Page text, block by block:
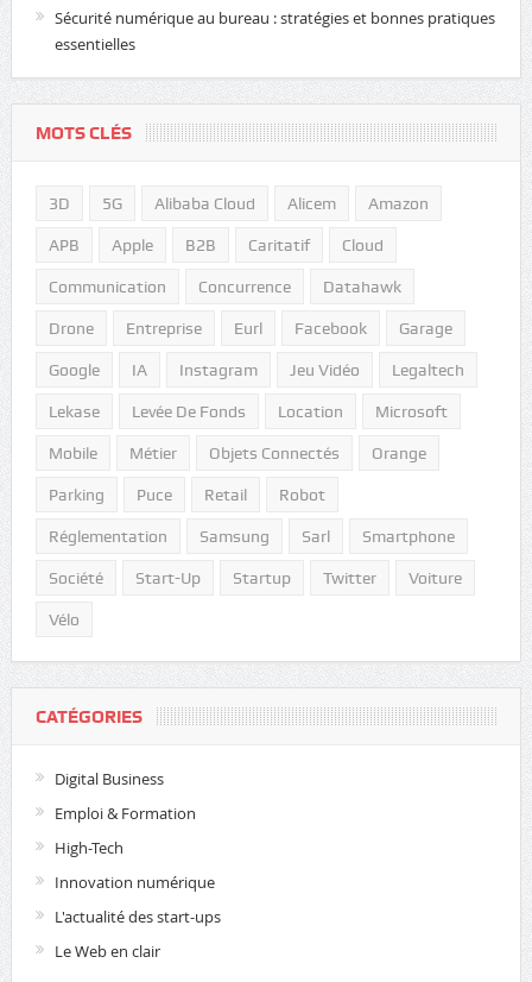
Sécurité numérique au bureau : stratégies et bonnes pratiques
essentielles
MOTS CLÉS
3D 5G Alibaba Cloud Alicem Amazon
APB Apple B2B Caritatif Cloud
Communication Concurrence Datahawk
Drone Entreprise Eurl Facebook Garage
Google IA Instagram Jeu Vidéo Legaltech
Lekase Levée De Fonds Location Microsoft
Mobile Métier Objets Connectés Orange
Parking Puce Retail Robot
Réglementation Samsung Sarl Smartphone
Société Start-Up Startup Twitter Voiture
Vélo
CATÉGORIES
Digital Business
Emploi & Formation
High-Tech
Innovation numérique
L'actualité des start-ups
Le Web en clair